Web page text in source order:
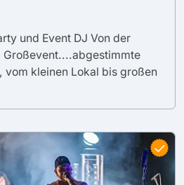
und Event DJ Von der
Großevent....abgestimmte
vom kleinen Lokal bis großen